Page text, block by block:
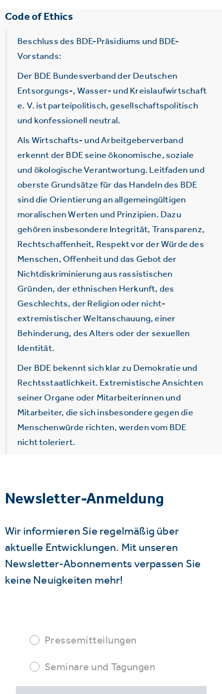
Code of Ethics
Beschluss des BDE-Präsidiums und BDE-
Vorstands:
Der BDE Bundesverband der Deutschen
Entsorgungs-, Wasser- und Kreislaufwirtschaft
e. V. ist parteipolitisch, gesellschaftspolitisch
und konfessionell neutral.
Als Wirtschafts- und Arbeitgeberverband
erkennt der BDE seine ökonomische, soziale
und ökologische Verantwortung. Leitfaden und
oberste Grundsätze für das Handeln des BDE
sind die Orientierung an allgemeingültigen
moralischen Werten und Prinzipien. Dazu
gehören insbesondere Integrität, Transparenz,
Rechtschaffenheit, Respekt vor der Würde des
Menschen, Offenheit und das Gebot der
Nichtdiskriminierung aus rassistischen
Gründen, der ethnischen Herkunft, des
Geschlechts, der Religion oder nicht-
extremistischer Weltanschauung, einer
Behinderung, des Alters oder der sexuellen
Identität.
Der BDE bekennt sich klar zu Demokratie und
Rechtsstaatlichkeit. Extremistische Ansichten
seiner Organe oder Mitarbeiterinnen und
Mitarbeiter, die sich insbesondere gegen die
Menschenwürde richten, werden vom BDE
nicht toleriert.
Newsletter-Anmeldung
Wir informieren Sie regelmäßig über
aktuelle Entwicklungen. Mit unseren
Newsletter-Abonnements verpassen Sie
keine Neuigkeiten mehr!
Pressemitteilungen
Seminare und Tagungen